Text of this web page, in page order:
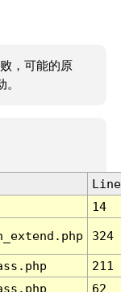
，可能的原
Line
14
324
211
62